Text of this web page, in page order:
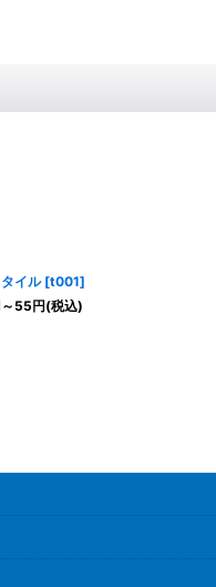
イル [t001]
～55円(税込)